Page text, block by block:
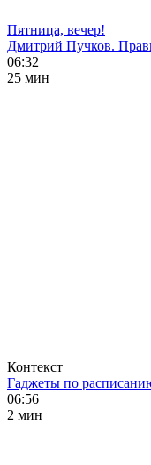
Пятница, вечер!
Дмитрий Пучков.
06:32
25 мин
Контекст
Гаджеты по
06:56
2 мин